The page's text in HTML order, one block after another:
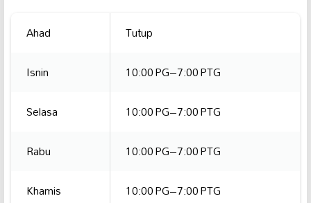
Ahad
Tutup
Isnin
10:00 PG–7:00 PTG
Selasa
10:00 PG–7:00 PTG
Rabu
10:00 PG–7:00 PTG
Khamis
10:00 PG–7:00 PTG